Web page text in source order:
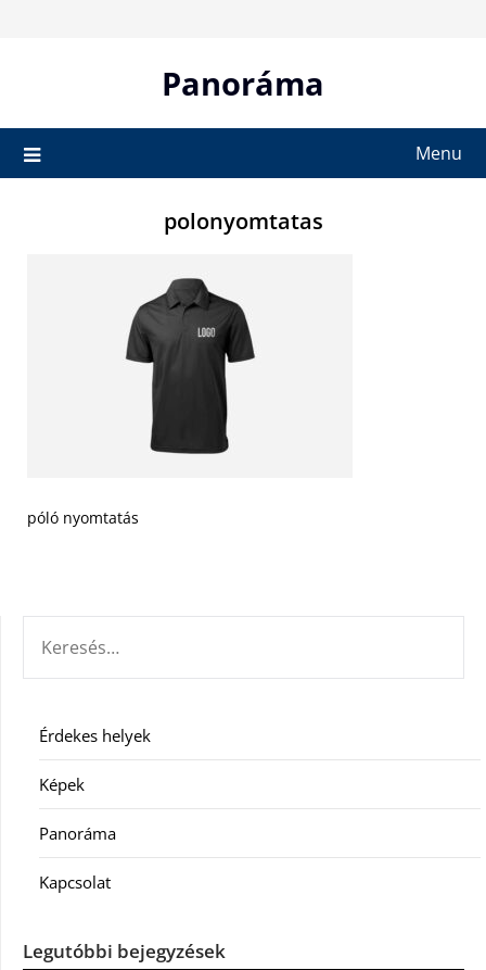
Panoráma
Menu
polonyomtatas
póló nyomtatás
Érdekes helyek
Képek
Panoráma
Kapcsolat
Legutóbbi bejegyzések